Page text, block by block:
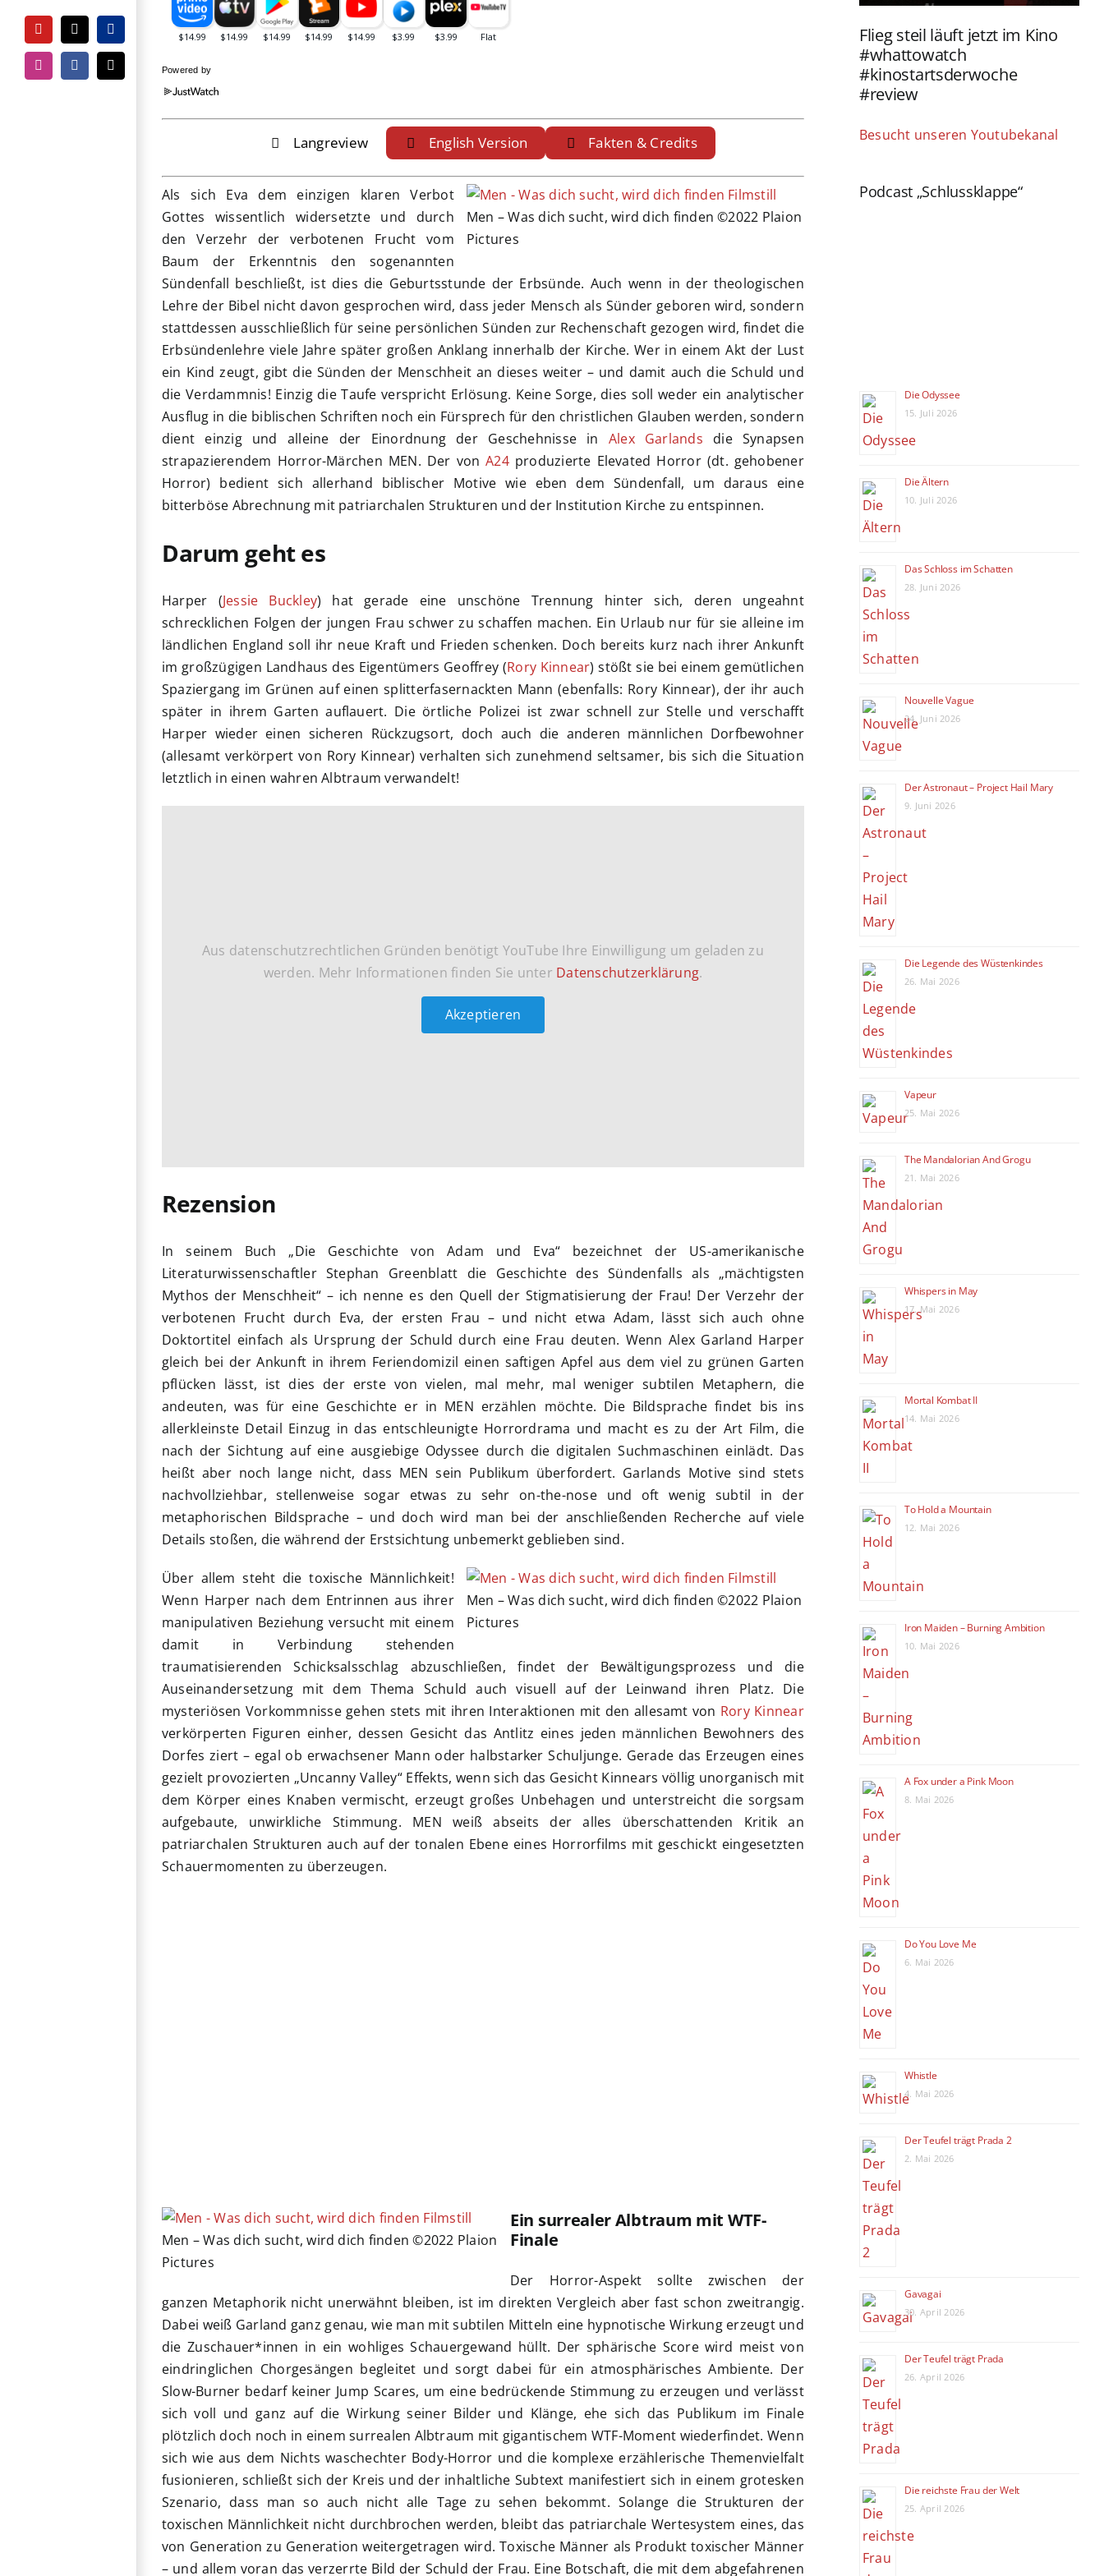
YouTubeTiktokPayPal
InstagramFacebook
E-
Mail
Powered by
Langreview English Version Fakten & Credits
Men – Was dich sucht, wird dich finden ©2022 Plaion
Pictures
Als sich Eva dem einzigen klaren Verbot
Gottes wissentlich widersetzte und durch
den Verzehr der verbotenen Frucht vom
Baum der Erkenntnis den sogenannten
Sündenfall beschließt, ist dies die Geburtsstunde der Erbsünde. Auch wenn in der theologischen
Lehre der Bibel nicht davon gesprochen wird, dass jeder Mensch als Sünder geboren wird, sondern
stattdessen ausschließlich für seine persönlichen Sünden zur Rechenschaft gezogen wird, findet die
Erbsündenlehre viele Jahre später großen Anklang innerhalb der Kirche. Wer in einem Akt der Lust
ein Kind zeugt, gibt die Sünden der Menschheit an dieses weiter – und damit auch die Schuld und
die Verdammnis! Einzig die Taufe verspricht Erlösung. Keine Sorge, dies soll weder ein analytischer
Ausflug in die biblischen Schriften noch ein Fürsprech für den christlichen Glauben werden, sondern
dient einzig und alleine der Einordnung der Geschehnisse in Alex Garlands die Synapsen
strapazierendem Horror-Märchen MEN. Der vonA24produzierte Elevated Horror (dt. gehobener
Horror) bedient sich allerhand biblischer Motive wie eben dem Sündenfall, um daraus eine
bitterböse Abrechnung mit patriarchalen Strukturen und der Institution Kirche zu entspinnen.
Darum geht es
Harper (Jessie Buckley) hat gerade eine unschöne Trennung hinter sich, deren ungeahnt
schrecklichen Folgen der jungen Frau schwer zu schaffen machen. Ein Urlaub nur für sie alleine im
ländlichen England soll ihr neue Kraft und Frieden schenken. Doch bereits kurz nach ihrer Ankunft
im großzügigen Landhaus des Eigentümers Geoffrey (Rory Kinnear) stößt sie bei einem gemütlichen
Spaziergang im Grünen auf einen splitterfasernackten Mann (ebenfalls: Rory Kinnear), der ihr auch
später in ihrem Garten auflauert. Die örtliche Polizei ist zwar schnell zur Stelle und verschafft
Harper wieder einen sicheren Rückzugsort, doch auch die anderen männlichen Dorfbewohner
(allesamt verkörpert von Rory Kinnear) verhalten sich zunehmend seltsamer, bis sich die Situation
letztlich in einen wahren Albtraum verwandelt!
Aus datenschutzrechtlichen Gründen benötigt YouTube Ihre Einwilligung um geladen zu
werden. Mehr Informationen finden Sie unter Datenschutzerklärung.
Akzeptieren
Rezension
In seinem Buch „Die Geschichte von Adam und Eva“ bezeichnet der US-amerikanische
Literaturwissenschaftler Stephan Greenblatt die Geschichte des Sündenfalls als „mächtigsten
Mythos der Menschheit“ – ich nenne es den Quell der Stigmatisierung der Frau! Der Verzehr der
verbotenen Frucht durch Eva, der ersten Frau – und nicht etwa Adam, lässt sich auch ohne
Doktortitel einfach als Ursprung der Schuld durch eine Frau deuten. Wenn Alex Garland Harper
gleich bei der Ankunft in ihrem Feriendomizil einen saftigen Apfel aus dem viel zu grünen Garten
pflücken lässt, ist dies der erste von vielen, mal mehr, mal weniger subtilen Metaphern, die
andeuten, was für eine Geschichte er in MEN erzählen möchte. Die Bildsprache findet bis ins
allerkleinste Detail Einzug in das entschleunigte Horrordrama und macht es zu der Art Film, die
nach der Sichtung auf eine ausgiebige Odyssee durch die digitalen Suchmaschinen einlädt. Das
heißt aber noch lange nicht, dass MEN sein Publikum überfordert. Garlands Motive sind stets
nachvollziehbar, stellenweise sogar etwas zu sehr on-the-nose und oft wenig subtil in der
metaphorischen Bildsprache – und doch wird man bei der anschließenden Recherche auf viele
Details stoßen, die während der Erstsichtung unbemerkt geblieben sind.
Men – Was dich sucht, wird dich finden ©2022 Plaion
Pictures
Über allem steht die toxische Männlichkeit!
Wenn Harper nach dem Entrinnen aus ihrer
manipulativen Beziehung versucht mit einem
damit in Verbindung stehenden
traumatisierenden Schicksalsschlag abzuschließen, findet der Bewältigungsprozess und die
Auseinandersetzung mit dem Thema Schuld auch visuell auf der Leinwand ihren Platz. Die
mysteriösen Vorkommnisse gehen stets mit ihren Interaktionen mit den allesamt von Rory Kinnear
verkörperten Figuren einher, dessen Gesicht das Antlitz eines jeden männlichen Bewohners des
Dorfes ziert – egal ob erwachsener Mann oder halbstarker Schuljunge. Gerade das Erzeugen eines
gezielt provozierten „Uncanny Valley“ Effekts, wenn sich das Gesicht Kinnears völlig unorganisch mit
dem Körper eines Knaben vermischt, erzeugt großes Unbehagen und unterstreicht die sorgsam
aufgebaute, unwirkliche Stimmung. MEN weiß abseits der alles überschattenden Kritik an
patriarchalen Strukturen auch auf der tonalen Ebene eines Horrorfilms mit geschickt eingesetzten
Schauermomenten zu überzeugen.
Men – Was dich sucht, wird dich finden ©2022 Plaion
Pictures
Ein surrealer Albtraum mit WTF-
Finale
Der Horror-Aspekt sollte zwischen der
ganzen Metaphorik nicht unerwähnt bleiben, ist im direkten Vergleich aber fast schon zweitrangig.
Dabei weiß Garland ganz genau, wie man mit subtilen Mitteln eine hypnotische Wirkung erzeugt und
die Zuschauer*innen in ein wohliges Schauergewand hüllt. Der sphärische Score wird meist von
eindringlichen Chorgesängen begleitet und sorgt dabei für ein atmosphärisches Ambiente. Der
Slow-Burner bedarf keiner Jump Scares, um eine bedrückende Stimmung zu erzeugen und verlässt
sich voll und ganz auf die Wirkung seiner Bilder und Klänge, ehe sich das Publikum im Finale
plötzlich doch noch in einem surrealen Albtraum mit gigantischem WTF-Moment wiederfindet. Wenn
sich wie aus dem Nichts waschechter Body-Horror und die komplexe erzählerische Themenvielfalt
fusionieren, schließt sich der Kreis und der inhaltliche Subtext manifestiert sich in einem grotesken
Szenario, dass man so auch nicht alle Tage zu sehen bekommt. Solange die Strukturen der
toxischen Männlichkeit nicht durchbrochen werden, bleibt das patriarchale Wertesystem eines, das
von Generation zu Generation weitergetragen wird. Toxische Männer als Produkt toxischer Männer
– und allem voran das verzerrte Bild der Schuld der Frau. Eine Botschaft, die mit dem abgefahrenen
Flieg steil läuft jetzt im Kino
#whattowatch
#kinostartsderwoche
#review
Besucht unseren Youtubekanal
Podcast „Schlussklappe“
Die Odyssee
15. Juli 2026
Die Ältern
10. Juli 2026
Das Schloss im Schatten
28. Juni 2026
Nouvelle Vague
24. Juni 2026
Der Astronaut – Project Hail Mary
9. Juni 2026
Die Legende des Wüstenkindes
26. Mai 2026
Vapeur
25. Mai 2026
The Mandalorian And Grogu
21. Mai 2026
Whispers in May
17. Mai 2026
Mortal Kombat II
14. Mai 2026
To Hold a Mountain
12. Mai 2026
Iron Maiden – Burning Ambition
10. Mai 2026
A Fox under a Pink Moon
8. Mai 2026
Do You Love Me
6. Mai 2026
Whistle
4. Mai 2026
Der Teufel trägt Prada 2
2. Mai 2026
Gavagai
30. April 2026
Der Teufel trägt Prada
26. April 2026
Die reichste Frau der Welt
25. April 2026